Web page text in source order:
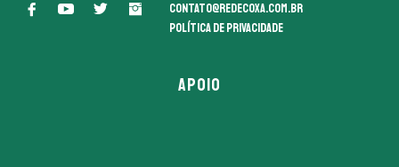
contato@redecoxa.com.br
Política de Privacidade
APOIO